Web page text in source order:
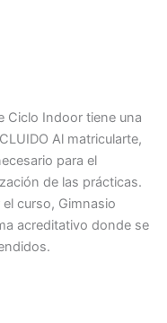
Ciclo Indoor tiene una
Al matricularte,
para el
de las prácticas.
el curso, Gimnasio
acreditativo donde se